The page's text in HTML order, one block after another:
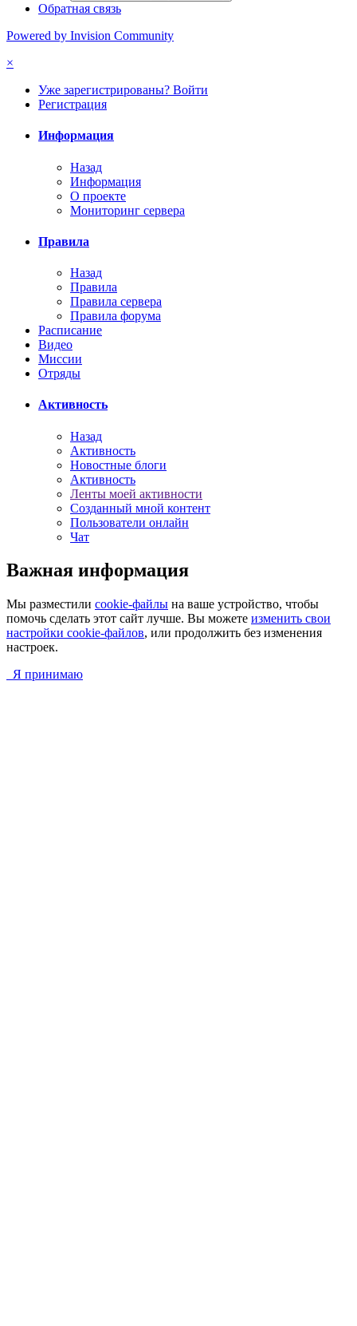
Обратная связь
Powered by Invision Community
×
Уже зарегистрированы? Войти
Регистрация
Информация
Назад
Информация
О проекте
Мониторинг сервера
Правила
Назад
Правила
Правила сервера
Правила форума
Расписание
Видео
Миссии
Отряды
Активность
Назад
Активность
Новостные блоги
Активность
Ленты моей активности
Созданный мной контент
Пользователи онлайн
Чат
Важная информация
Мы разместили cookie-файлы на ваше устройство, чтобы
помочь сделать этот сайт лучше. Вы можете изменить свои
настройки cookie-файлов, или продолжить без изменения
настроек.
Я принимаю